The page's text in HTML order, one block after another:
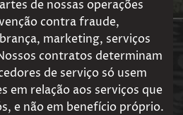
de nossas operações
contra fraude,
marketing, serviços
contratos determinam
de serviço só usem
em relação aos serviços que
e não em benefício próprio.